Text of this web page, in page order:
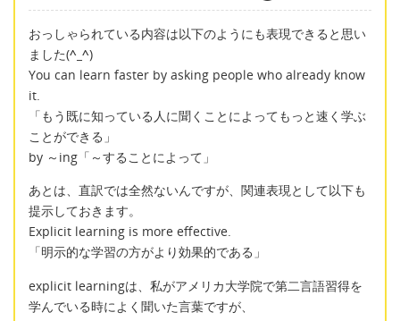
おっしゃられている内容は以下のようにも表現できると思い
ました(^_^)
You can learn faster by asking people who already know
it.
「もう既に知っている人に聞くことによってもっと速く学ぶ
ことができる」
by ～ing「～することによって」
あとは、直訳では全然ないんですが、関連表現として以下も
提示しておきます。
Explicit learning is more effective.
「明示的な学習の方がより効果的である」
explicit learningは、私がアメリカ大学院で第二言語習得を
学んでいる時によく聞いた言葉ですが、